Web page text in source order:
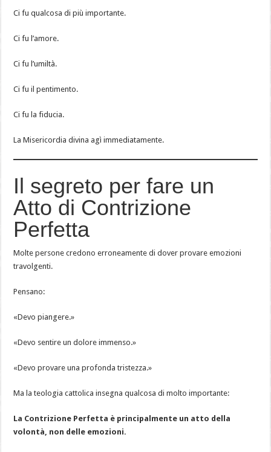
Ci fu qualcosa di più importante.
Ci fu l’amore.
Ci fu l’umiltà.
Ci fu il pentimento.
Ci fu la fiducia.
La Misericordia divina agì immediatamente.
Il segreto per fare un
Atto di Contrizione
Perfetta
Molte persone credono erroneamente di dover provare emozioni
travolgenti.
Pensano:
«Devo piangere.»
«Devo sentire un dolore immenso.»
«Devo provare una profonda tristezza.»
Ma la teologia cattolica insegna qualcosa di molto importante:
La Contrizione Perfetta è principalmente un atto della
volontà, non delle emozioni.